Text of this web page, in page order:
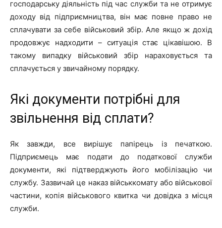
господарську діяльність під час служби та не отримує
доходу від підприємництва, він має повне право не
сплачувати за себе військовий збір. Але якщо ж дохід
продовжує надходити – ситуація стає цікавішою. В
такому випадку військовий збір нараховується та
сплачується у звичайному порядку.
Які документи потрібні для
звільнення від сплати?
Як завжди, все вирішує папірець із печаткою.
Підприємець має подати до податкової служби
документи, які підтверджують його мобілізацію чи
службу. Зазвичай це наказ військкомату або військової
частини, копія військового квитка чи довідка з місця
служби.